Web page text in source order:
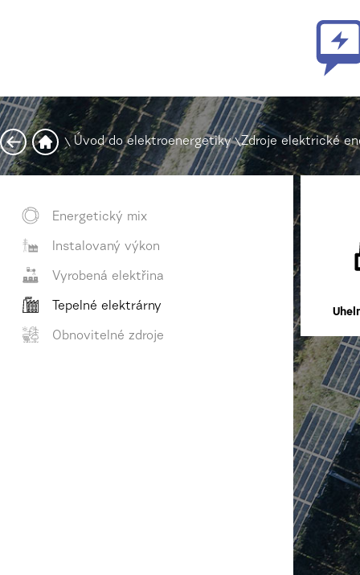
\ Úvod do elektroenergetiky\Zdroje elektrické
Energetický mix
Instalovaný výkon
Vyrobená elektřina
Tepelné elektrárny
Obnovitelné zdroje